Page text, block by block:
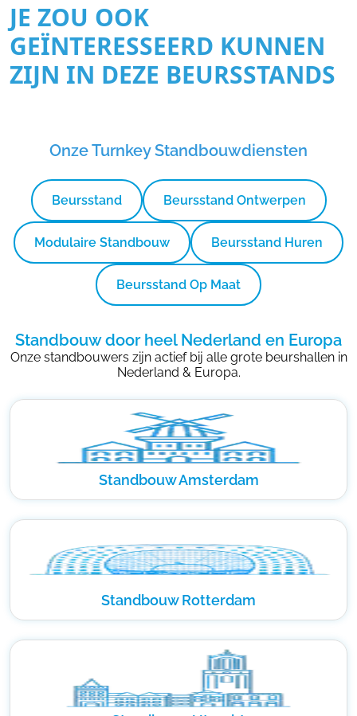
JE ZOU OOK
GEÏNTERESSEERD KUNNEN
ZIJN IN DEZE BEURSSTANDS
Onze Turnkey Standbouwdiensten
Beursstand Beursstand Ontwerpen
Modulaire Standbouw Beursstand Huren
Beursstand Op Maat
Standbouw door heel Nederland en Europa
Onze standbouwers zijn actief bij alle grote beurshallen in
Nederland & Europa.
Standbouw Amsterdam
Standbouw Rotterdam